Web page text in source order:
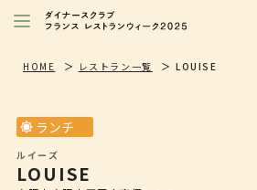
レストランを探す
特別イベント/キャンペーン
ニュース
HOME レストラン一覧 LOUISE
LOUISE
ルイーズ
ランチ